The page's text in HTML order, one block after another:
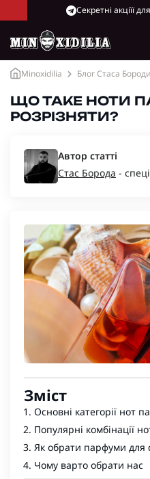
Cекретні акціїї
Minoxidilia Блог Стаса Бороди
ЩО ТАКЕ НОТИ
РОЗРІЗНЯТИ?
Автор статті
Стас Борода -
Зміст
Основні категорії нот
Популярні комбінації
Як обрати парфуми для
Чому варто обрати нас